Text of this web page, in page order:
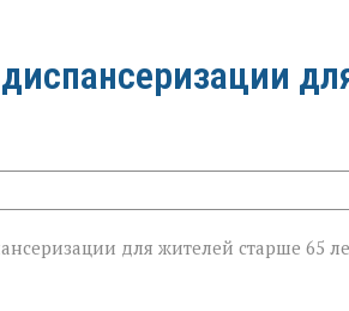
для жителей старше 65